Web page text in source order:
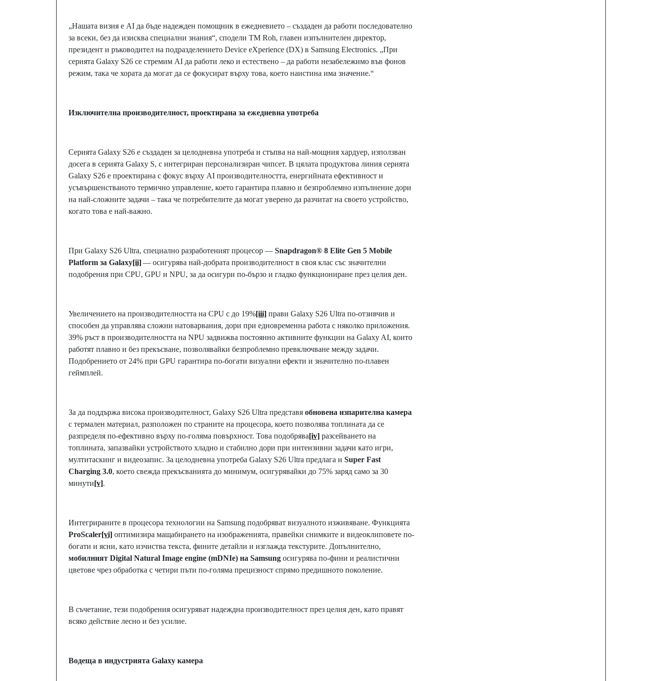
„Нашата визия е AI да бъде надежден помощник в ежедневието – създаден да работи последователно
за всеки, без да изисква специални знания“, сподели TM Roh, главен изпълнителен директор,
президент и ръководител на подразделението Device eXperience (DX) в Samsung Electronics. „При
серията Galaxy S26 се стремим AI да работи леко и естествено – да работи незабележимо във фонов
режим, така че хората да могат да се фокусират върху това, което наистина има значение.“
Изключителна производителност, проектирана за ежедневна употреба
Серията Galaxy S26 е създаден за целодневна употреба и стъпва на най-мощния хардуер, използван
досега в серията Galaxy S, с интегриран персонализиран чипсет. В цялата продуктова линия серията
Galaxy S26 е проектирана с фокус върху AI производителността, енергийната ефективност и
усъвършенстваното термично управление, което гарантира плавно и безпроблемно изпълнение дори
на най-сложните задачи – така че потребителите да могат уверено да разчитат на своето устройство,
когато това е най-важно.
При Galaxy S26 Ultra, специално разработеният процесор — Snapdragon® 8 Elite Gen 5 Mobile
Platform за Galaxy[ii]— осигурява най-добрата производителност в своя клас със значителни
подобрения при CPU, GPU и NPU, за да осигури по-бързо и гладко функциониране през целия ден.
Увеличението на производителността на CPU с до 19%[iii] прави Galaxy S26 Ultra по-отзивчив и
способен да управлява сложни натоварвания, дори при едновременна работа с няколко приложения.
39% ръст в производителността на NPU задвижва постоянно активните функции на Galaxy AI, които
работят плавно и без прекъсване, позволявайки безпроблемно превключване между задачи.
Подобрението от 24% при GPU гарантира по-богати визуални ефекти и значително по-плавен
геймплей.
За да поддържа висока производителност, Galaxy S26 Ultra представя обновена изпарителна камера
с термален материал, разположен по страните на процесора, което позволява топлината да се
разпределя по-ефективно върху по-голяма повърхност. Това подобрява[iv] разсейването на
топлината, запазвайки устройството хладно и стабилно дори при интензивни задачи като игри,
мултитаскинг и видеозапис. За целодневна употреба Galaxy S26 Ultra предлага и Super Fast
Charging 3.0, което свежда прекъсванията до минимум, осигурявайки до 75% заряд само за 30
минути[v].
Интегрираните в процесора технологии на Samsung подобряват визуалното изживяване. Функцията
ProScaler[vi] оптимизира мащабирането на изображенията, правейки снимките и видеоклиповете по-
богати и ясни, като изчиства текста, фините детайли и изглажда текстурите. Допълнително,
мобилният Digital Natural Image engine (mDNIe) на Samsung осигурява по-фини и реалистични
цветове чрез обработка с четири пъти по-голяма прецизност спрямо предишното поколение.
В съчетание, тези подобрения осигуряват надеждна производителност през целия ден, като правят
всяко действие лесно и без усилие.
Водеща в индустрията Galaxy камера